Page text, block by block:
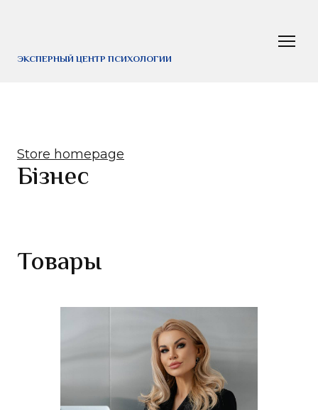
ЭКСПЕРНЫЙ ЦЕНТР ПСИХОЛОГИИ
Store homepage
Бізнес
Товары